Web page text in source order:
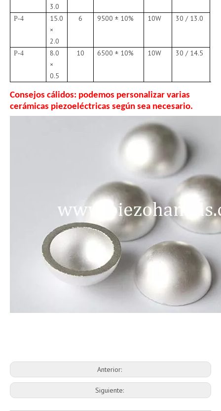
3.0
P-4
15.0
×
2.0
6 9500 ± 10% 10W 30 / 13.0
P-4
8.0
×
0.5
10 6500 ± 10% 10W 30 / 14.5
Consejos cálidos: podemos personalizar varias
cerámicas piezoeléctricas según sea necesario.
Anterior:
Siguiente: